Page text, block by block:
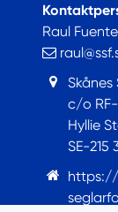
Raul
c/o RF-
Hyllie
SE-215
https://